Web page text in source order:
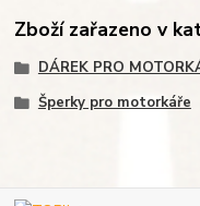
Zboží zařazeno v
DÁREK PRO
Šperky pro motorkáře